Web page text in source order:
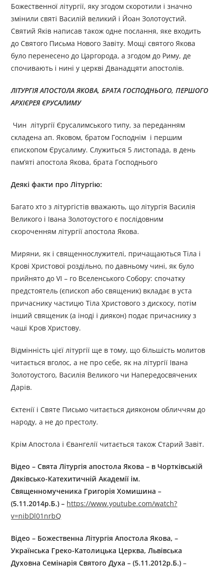
Божественної літургії, яку згодом скоротили і значно
змінили святі Василій великий і Йоан Золотоустий.
Святий Яків написав також одне послання, яке входить
до Святого Письма Нового Завіту. Мощі святого Якова
було перенесено до Царгорода, а згодом до Риму, де
спочивають і нині у церкві Дванадцяти апостолів.
ЛІТУРГІЯ АПОСТОЛА ЯКОВА, БРАТА ГОСПОДНЬОГО, ПЕРШОГО
АРХІЄРЕЯ ЄРУСАЛИМУ
Чин літургії Єрусалимського типу, за переданням
складена ап. Яковом, братом Господнім і першим
єпископом Єрусалиму. Служиться 5 листопада, в день
пам’яті апостола Якова, брата Господнього
Деякі факти про Літургію:
Багато хто з літургістів вважають, що літургія Василія
Великого і Івана Золотоустого є послідовним
скороченням літургії апостола Якова.
Миряни, як і священнослужителі, причащаються Тіла і
Крові Христової роздільно, по давньому чині, як було
прийнято до VI – го Вселенського Собору: спочатку
предстоятель (єпископ або священик) вкладає в уста
причаснику частицю Тіла Христового з дискосу, потім
інший священик (а іноді і диякон) подає причаснику з
чаші Кров Христову.
Відмінність цієї літургії ще в тому, що більшість молитов
читається вголос, а не про себе, як на літургії Івана
Золотоустого, Василія Великого чи Напередосвячених
Дарів.
Єктенії і Святе Письмо читається дияконом обличчям до
народу, а не до престолу.
Крім Апостола і Євангелії читається також Старий Завіт.
Відео – Свята Літургія апостола Якова – в Чортківській
Дяківсько-Катехитичній Академії ім.
Священномученика Григорія Хомишина –
(5.11.2014р.Б.) – https://www.youtube.com/watch?
v=nibDl01nrbQ
Відео – Божественна Літургія Апостола Якова, –
Українська Греко-Католицька Церква, Львівська
Духовна Семінарія Святого Духа – (5.11.2012р.Б.) –